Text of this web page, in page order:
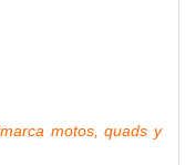
motos, quads y